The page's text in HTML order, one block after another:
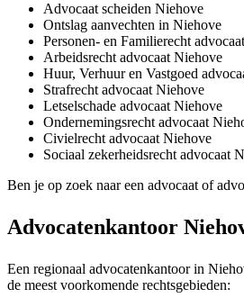
Advocaat scheiden Niehove
Ontslag aanvechten in Niehove
Personen- en Familierecht
Arbeidsrecht advocaat Niehove
Huur, Verhuur en Vastgoed
Strafrecht advocaat Niehove
Letselschade advocaat Niehove
Ondernemingsrecht advocaat
Civielrecht advocaat Niehove
Sociaal zekerheidsrecht advocaat
Ben je op zoek naar een advocaat of
Advocatenkantoor
Een regionaal advocatenkantoor in
de meest voorkomende rechtsgebieden: